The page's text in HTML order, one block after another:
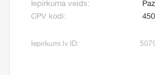
Iepirkuma veids:
CPV kodi:
Iepirkumi.lv ID: